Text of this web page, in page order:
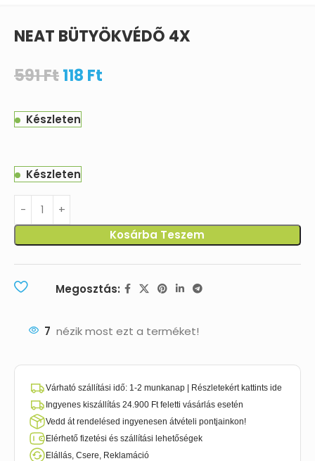
NEAT BÜTYÖKVÉDÕ 4X
591Ft118 Ft
Készleten
Készleten
Kosárba Teszem
Megosztás:
7 nézik most ezt a terméket!
Várható szállítási idő: 1-2 munkanap | Részletekért kattints ide
Ingyenes kiszállítás 24.900 Ft feletti vásárlás esetén
Vedd át rendelésed ingyenesen átvételi pontjainkon!
Elérhető fizetési és szállítási lehetőségek
Elállás, Csere, Reklamáció